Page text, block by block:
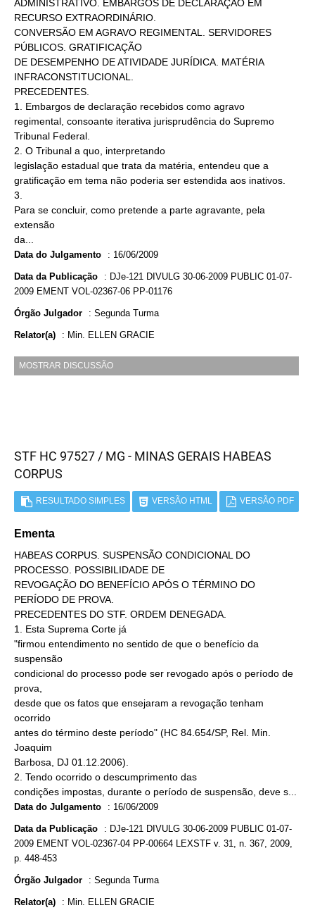
ADMINISTRATIVO. EMBARGOS DE DECLARAÇÃO EM
RECURSO EXTRAORDINÁRIO.
CONVERSÃO EM AGRAVO REGIMENTAL. SERVIDORES
PÚBLICOS. GRATIFICAÇÃO
DE DESEMPENHO DE ATIVIDADE JURÍDICA. MATÉRIA
INFRACONSTITUCIONAL.
PRECEDENTES.
1. Embargos de declaração recebidos como agravo
regimental, consoante iterativa jurisprudência do Supremo
Tribunal Federal.
2. O Tribunal a quo, interpretando
legislação estadual que trata da matéria, entendeu que a
gratificação em tema não poderia ser estendida aos inativos.
3.
Para se concluir, como pretende a parte agravante, pela
extensão
da...
Data do Julgamento : 16/06/2009
Data da Publicação : DJe-121 DIVULG 30-06-2009 PUBLIC 01-07-
2009 EMENT VOL-02367-06 PP-01176
Órgão Julgador : Segunda Turma
Relator(a) : Min. ELLEN GRACIE
MOSTRAR DISCUSSÃO
STF HC 97527 / MG - MINAS GERAIS HABEAS
CORPUS
RESULTADO SIMPLES VERSÃO HTML VERSÃO PDF
Ementa
HABEAS CORPUS. SUSPENSÃO CONDICIONAL DO
PROCESSO. POSSIBILIDADE DE
REVOGAÇÃO DO BENEFÍCIO APÓS O TÉRMINO DO
PERÍODO DE PROVA.
PRECEDENTES DO STF. ORDEM DENEGADA.
1. Esta Suprema Corte já
"firmou entendimento no sentido de que o benefício da
suspensão
condicional do processo pode ser revogado após o período de
prova,
desde que os fatos que ensejaram a revogação tenham
ocorrido
antes do término deste período" (HC 84.654/SP, Rel. Min.
Joaquim
Barbosa, DJ 01.12.2006).
2. Tendo ocorrido o descumprimento das
condições impostas, durante o período de suspensão, deve s...
Data do Julgamento : 16/06/2009
Data da Publicação : DJe-121 DIVULG 30-06-2009 PUBLIC 01-07-
2009 EMENT VOL-02367-04 PP-00664 LEXSTF v. 31, n. 367, 2009,
p. 448-453
Órgão Julgador : Segunda Turma
Relator(a) : Min. ELLEN GRACIE